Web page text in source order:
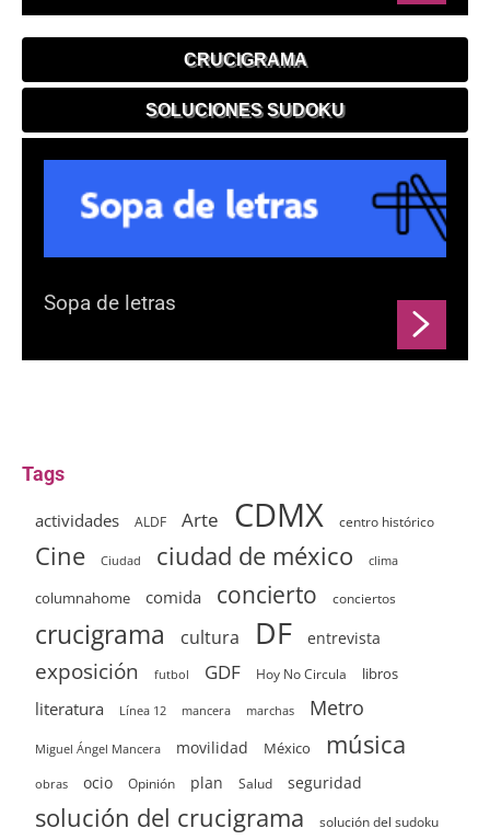
CRUCIGRAMA
SOLUCIONES SUDOKU
Sopa de letras
Tags
actividades ALDF Arte CDMX centro histórico
Cine Ciudad ciudad de méxico clima
columnahome comida concierto conciertos
crucigrama cultura DF entrevista
exposición futbol GDF Hoy No Circula libros
literatura Línea 12 mancera marchas Metro
Miguel Ángel Mancera movilidad México música
obras ocio Opinión plan Salud seguridad
solución del crucigrama solución del sudoku